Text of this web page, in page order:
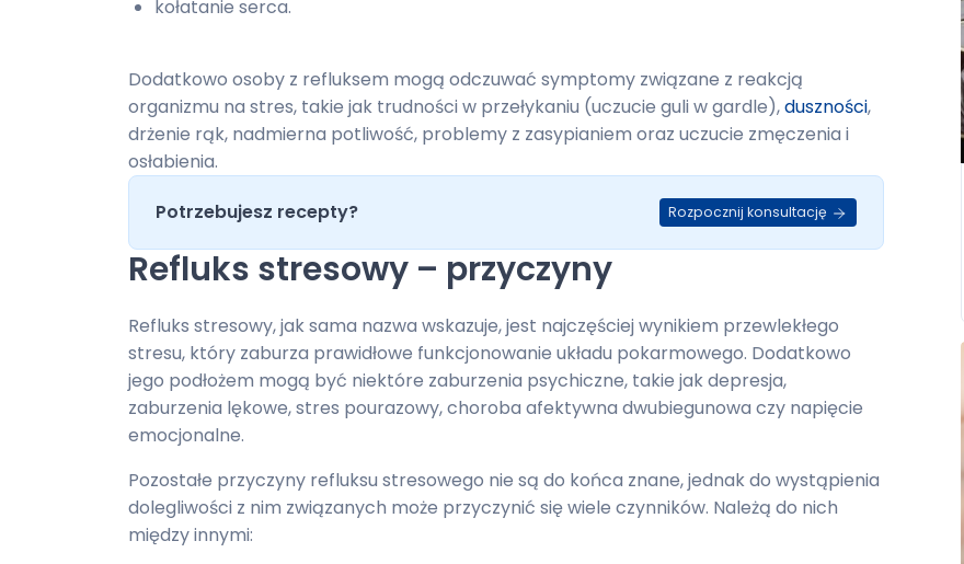
kołatanie serca.
Dodatkowo osoby z refluksem mogą odczuwać symptomy związane z reakcją
organizmu na stres, takie jak trudności w przełykaniu (uczucie guli w gardle),duszności,
drżenie rąk, nadmierna potliwość, problemy z zasypianiem oraz uczucie zmęczenia i
osłabienia.
Potrzebujesz recepty?
Rozpocznij konsultację
Refluks stresowy – przyczyny
Refluks stresowy, jak sama nazwa wskazuje, jest najczęściej wynikiem przewlekłego
stresu, który zaburza prawidłowe funkcjonowanie układu pokarmowego. Dodatkowo
jego podłożem mogą być niektóre zaburzenia psychiczne, takie jak depresja,
zaburzenia lękowe, stres pourazowy, choroba afektywna dwubiegunowa czy napięcie
emocjonalne.
Pozostałe przyczyny refluksu stresowego nie są do końca znane, jednak do wystąpienia
dolegliwości z nim związanych może przyczynić się wiele czynników. Należą do nich
między innymi: